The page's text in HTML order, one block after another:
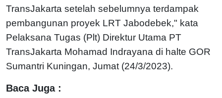
TransJakarta setelah sebelumnya terdampak
pembangunan proyek LRT Jabodebek," kata
Pelaksana Tugas (Plt) Direktur Utama PT
TransJakarta Mohamad Indrayana di halte GOR
Sumantri Kuningan, Jumat (24/3/2023).
Baca Juga :